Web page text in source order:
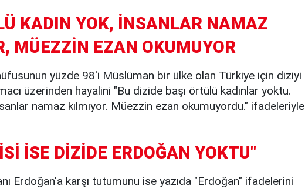
KADIN YOK, İNSANLAR NAMAZ
MÜEZZİN EZAN OKUMUYOR
yüzde 98'i Müslüman bir ülke olan Türkiye için diziyi
üzerinden hayalini "Bu dizide başı örtülü kadınlar yoktu.
namaz kılmıyor. Müezzin ezan okumuyordu." ifadeleriyle
İSE DİZİDE ERDOĞAN YOKTU"
Erdoğan'a karşı tutumunu ise yazıda "Erdoğan" ifadelerini